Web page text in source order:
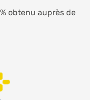
obtenu auprès de